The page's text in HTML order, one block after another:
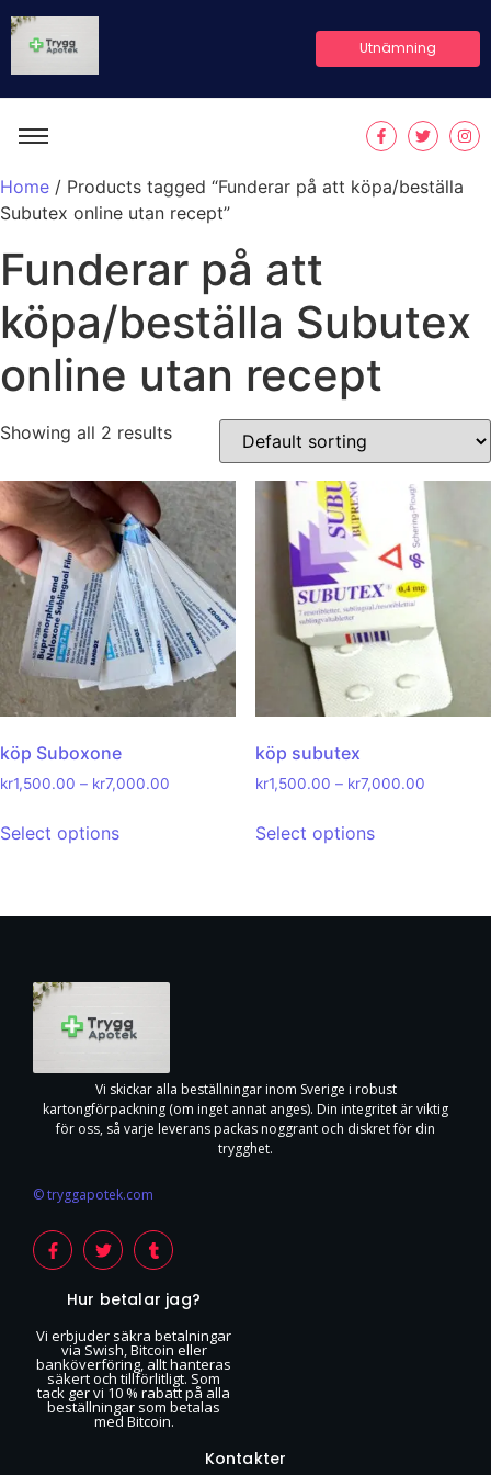
Utnämning
Home / Products tagged “Funderar på att köpa/beställa
Subutex online utan recept”
Funderar på att
köpa/beställa Subutex
online utan recept
Showing all 2 results
köp Suboxone
kr1,500.00 – kr7,000.00
Select options
köp subutex
kr1,500.00 – kr7,000.00
Select options
Vi skickar alla beställningar inom Sverige i robust
kartongförpackning (om inget annat anges). Din integritet är viktig
för oss, så varje leverans packas noggrant och diskret för din
trygghet.
© tryggapotek.com
Hur betalar jag?
Vi erbjuder säkra betalningar
via Swish, Bitcoin eller
banköverföring, allt hanteras
säkert och tillförlitligt. Som
tack ger vi 10 % rabatt på alla
beställningar som betalas
med Bitcoin.
Kontakter